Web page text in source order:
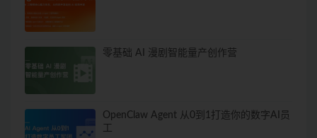
零基础 AI 漫剧智能量产创作营
OpenClaw Agent 从0到1打造你的数字AI员
工